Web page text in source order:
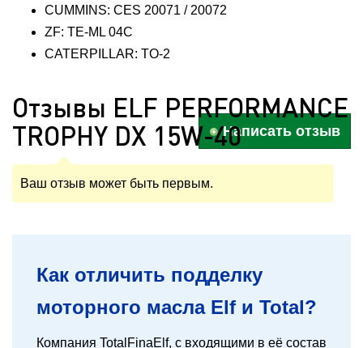
CUMMINS: CES 20071 / 20072
ZF: TE-ML 04C
CATERPILLAR: TO-2
Отзывы ELF PERFORMANCE
TROPHY DX 15W-40Написать отзыв
Ваш отзыв может быть первым.
Как отличить подделку
моторного масла Elf и Total?
Компания TotalFinaElf, с входящими в её состав